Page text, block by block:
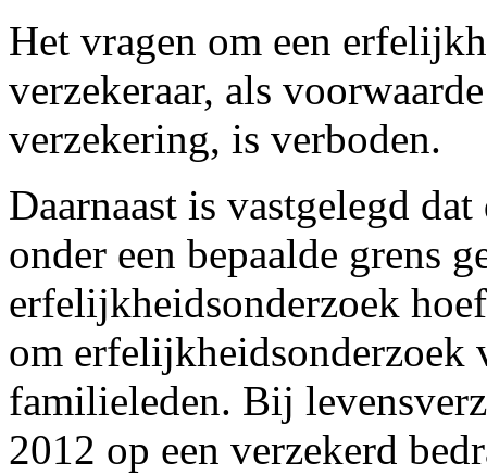
Het vragen om een
verzekeraar, als
verzekering, is verboden.
Daarnaast is vastgelegd
onder een bepaalde grens
erfelijkheidsonderzoek
om
familieleden. Bij
2012 op een verzekerd